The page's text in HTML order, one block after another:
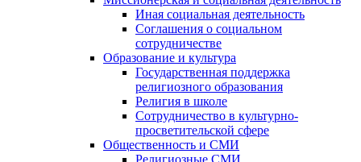
Иная социальная деятельность
Соглашения о социальном
сотрудничестве
Образование и культура
Государственная поддержка
религиозного образования
Религия в школе
Сотрудничество в культурно-
просветительской сфере
Общественность и СМИ